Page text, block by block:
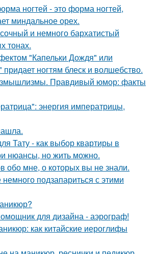
ногтей - это форма ногтей,
миндальное орех.
и немного бархатистый
тонах.
"Капельки Дождя" или
придает ногтям блеск и волшебство.
Правдивый юмор: факты
энергия императрицы,
Тату - как выбор квартиры в
нюансы, но жить можно.
обо мне, о которых вы не знали.
подзапариться с этими
для дизайна - аэрограф!
как китайские иероглифы